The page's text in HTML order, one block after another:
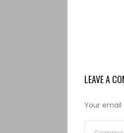
LEAVE A
Your email